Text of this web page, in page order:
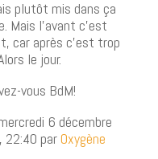
plutôt mis dans ça
Mais l’avant c’est
car après c’est trop
le jour.
vous BdM!
6 décembre
22:40 parOxygène